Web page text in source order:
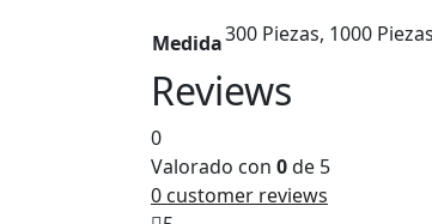
Medida300 Piezas, 1000
Reviews
0
Valorado con 0de 5
0 customer reviews